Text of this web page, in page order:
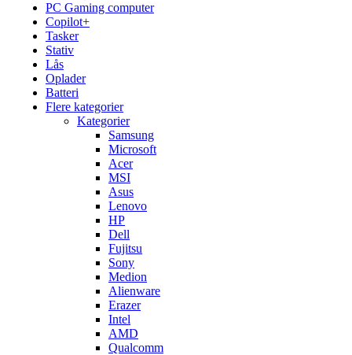
PC Gaming computer
Copilot+
Tasker
Stativ
Lås
Oplader
Batteri
Flere kategorier
Kategorier
Samsung
Microsoft
Acer
MSI
Asus
Lenovo
HP
Dell
Fujitsu
Sony
Medion
Alienware
Erazer
Intel
AMD
Qualcomm